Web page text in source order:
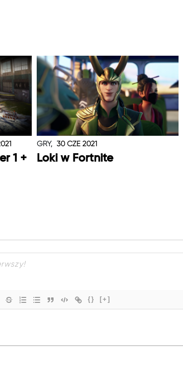
1 +
GRY, 30 CZE 2021
Loki w Fortnite
{} [+]